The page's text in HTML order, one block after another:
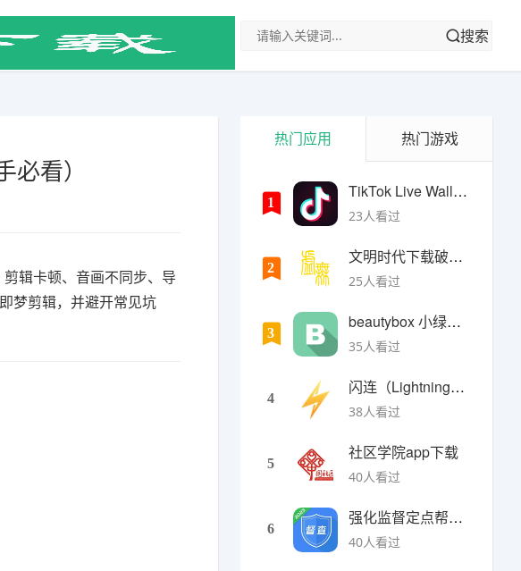
搜索
看）
辑卡顿、音画不同步、导
梦剪辑，并避开常见坑
热门应用 热门游戏
1
TikTok Live Wallpaper
23人看过
2
文明时代下载破解版无限金币最新版
25人看过
3
beautybox 小绿盒正版最新免费下载
35人看过
4
闪连（LightningX）加速器app
38人看过
5
社区学院app下载
40人看过
6
强化监督定点帮扶下载
40人看过